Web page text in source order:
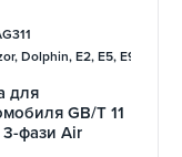
Dolphin, E2, E5, E9,
для
GB/T 11
3-фази Air